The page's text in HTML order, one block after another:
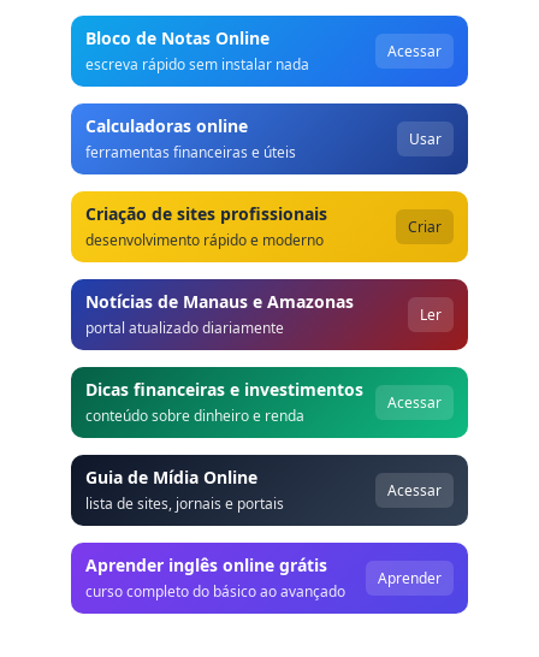
Bloco de Notas Online
escreva rápido sem instalar nada
Acessar
Calculadoras online
ferramentas financeiras e úteis
Usar
Criação de sites profissionais
desenvolvimento rápido e moderno
Criar
Notícias de Manaus e Amazonas
portal atualizado diariamente
Ler
Dicas financeiras e investimentos
conteúdo sobre dinheiro e renda
Acessar
Guia de Mídia Online
lista de sites, jornais e portais
Acessar
Aprender inglês online grátis
curso completo do básico ao avançado
Aprender